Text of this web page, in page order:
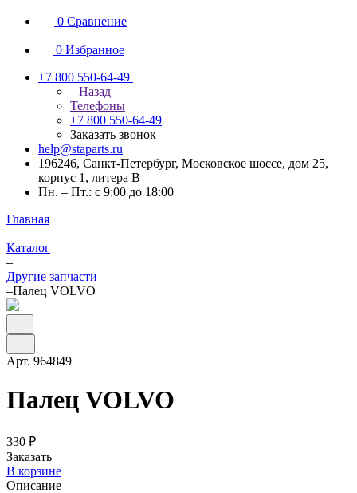
0 Сравнение
0 Избранное
+7 800 550-64-49
Назад
Телефоны
+7 800 550-64-49
Заказать звонок
help@staparts.ru
196246, Санкт-Петербург, Московское шоссе, дом 25,
корпус 1, литера В
Пн. – Пт.: с 9:00 до 18:00
Главная
–
Каталог
–
Другие запчасти
–Палец VOLVO
Арт. 964849
Палец VOLVO
330 ₽
Заказать
В корзине
Описание